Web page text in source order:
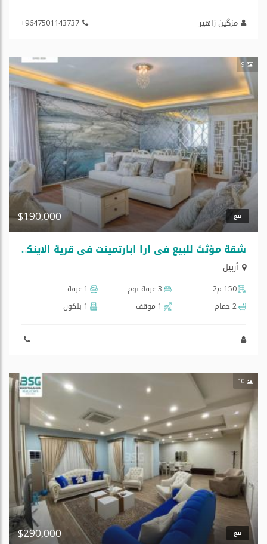
مزگین زاهیر +9647501143737
9
بيع $190,000
شقة مؤثث للبيع في ارا ابارتمينت في قرية الاينكليزية 150م
أربيل
150 م2 3 غرفة نوم
1 غرفة
2 حمام
1 موقف 1 بلكون
10
بيع $290,000